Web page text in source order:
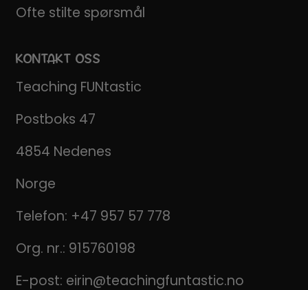
Ofte stilte spørsmål
KONTAKT OSS
Teaching FUNtastic
Postboks 47
4854 Nedenes
Norge
Telefon: +47 957 57 778
Org. nr.: 915760198
E-post: eirin@teachingfuntastic.no